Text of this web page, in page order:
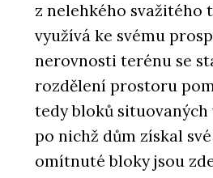
PRODUKTY
Wellness -
z nelehkého svažitého
využívá ke svému
nerovnosti terénu se
rozdělení prostoru
tedy bloků situovaných
po nichž dům získal
omítnuté bloky jsou